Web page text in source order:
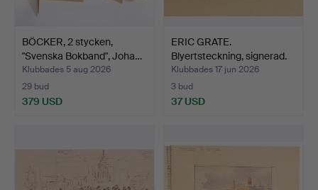
BÖCKER, 2 stycken,
"Svenska Bokband", Joha…
Klubbades 5 aug 2026
29 bud
379 USD
ERIC GRATE.
Blyertsteckning, signerad.
Klubbades 17 jun 2026
3 bud
37 USD